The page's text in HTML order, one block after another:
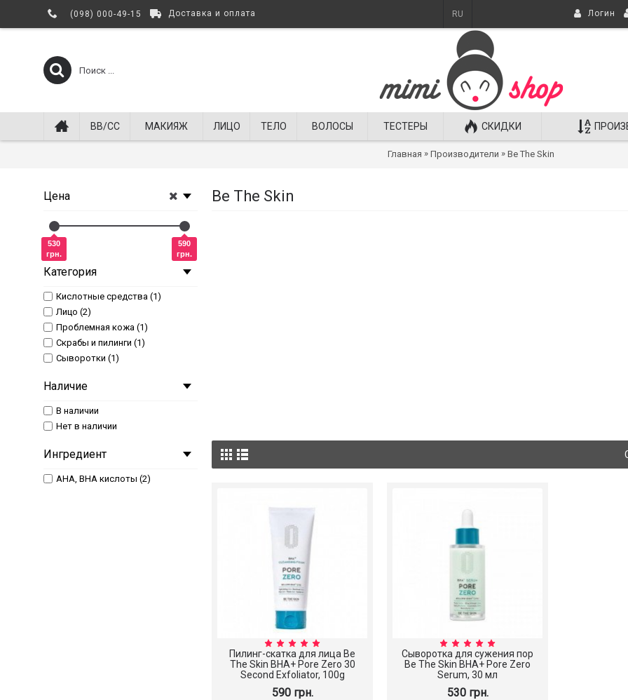
(098) 000-49-15 Доставка и оплата RU Логин
BB/СС МАКИЯЖ ЛИЦО ТЕЛО ВОЛОСЫ ТЕСТЕРЫ СКИДКИ
Главная » Производители » Be The Skin
Цена
530
грн.
590
грн.
Категория
Кислотные средства (1)
Лицо (2)
Проблемная кожа (1)
Скрабы и пилинги (1)
Сыворотки (1)
Наличие
В наличии
Нет в наличии
Ингредиент
AHA, BHA кислоты (2)
Be The Skin
Пилинг-скатка для лица Be
The Skin BHA+ Pore Zero 30
Second Exfoliator, 100g
590 грн.
Сыворотка для сужения пор
Be The Skin BHA+ Pore Zero
Serum, 30 мл
530 грн.